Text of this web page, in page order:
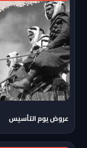
عروض يوم التأسيس